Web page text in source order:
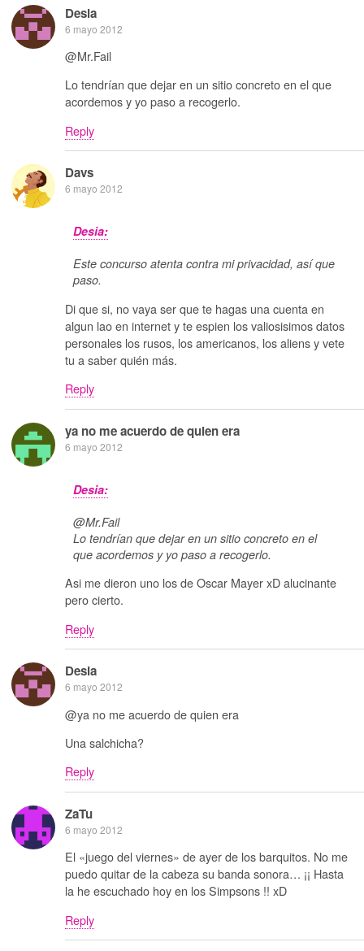
Desia
6 mayo 2012
@Mr.Fail
Lo tendrían que dejar en un sitio concreto en el que
acordemos y yo paso a recogerlo.
Reply
Davs
6 mayo 2012
Desia:
Este concurso atenta contra mi privacidad, así que
paso.
Di que si, no vaya ser que te hagas una cuenta en
algun lao en internet y te espien los valiosisimos datos
personales los rusos, los americanos, los aliens y vete
tu a saber quién más.
Reply
ya no me acuerdo de quien era
6 mayo 2012
Desia:
@Mr.Fail
Lo tendrían que dejar en un sitio concreto en el
que acordemos y yo paso a recogerlo.
Asi me dieron uno los de Oscar Mayer xD alucinante
pero cierto.
Reply
Desia
6 mayo 2012
@ya no me acuerdo de quien era
Una salchicha?
Reply
ZaTu
6 mayo 2012
El «juego del viernes» de ayer de los barquitos. No me
puedo quitar de la cabeza su banda sonora… ¡¡ Hasta
la he escuchado hoy en los Simpsons !! xD
Reply